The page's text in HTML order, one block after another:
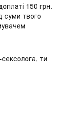
150 грн.
суми твого
ти